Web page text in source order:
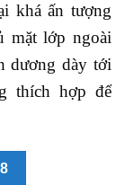
khá ấn tượng
mặt lớp ngoài
dương dày tới
thích hợp để